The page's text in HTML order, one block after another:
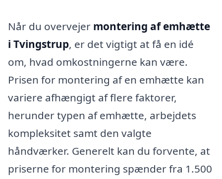
Når du overvejer montering af emhætte
i Tvingstrup, er det vigtigt at få en idé
om, hvad omkostningerne kan være.
Prisen for montering af en emhætte kan
variere afhængigt af flere faktorer,
herunder typen af emhætte, arbejdets
kompleksitet samt den valgte
håndværker. Generelt kan du forvente, at
priserne for montering spænder fra 1.500